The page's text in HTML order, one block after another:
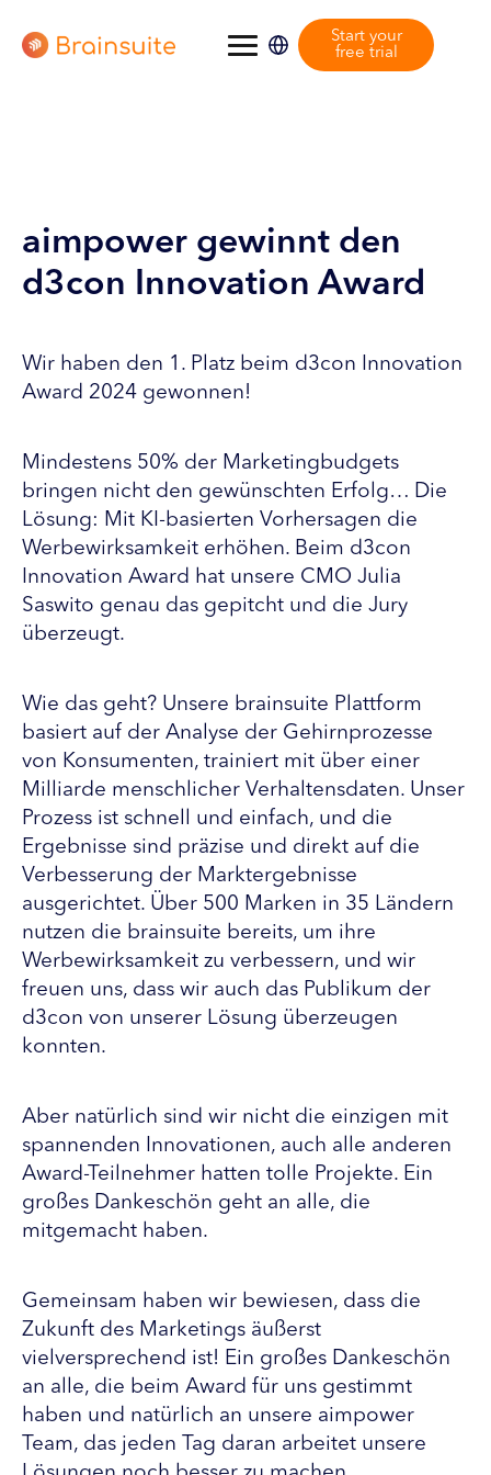
Start your
free trial
aimpower gewinnt den
d3con Innovation Award
Wir haben den 1. Platz beim d3con Innovation
Award 2024 gewonnen!
Mindestens 50% der Marketingbudgets
bringen nicht den gewünschten Erfolg… Die
Lösung: Mit KI-basierten Vorhersagen die
Werbewirksamkeit erhöhen. Beim d3con
Innovation Award hat unsere CMO Julia
Saswito genau das gepitcht und die Jury
überzeugt.
Wie das geht? Unsere brainsuite Plattform
basiert auf der Analyse der Gehirnprozesse
von Konsumenten, trainiert mit über einer
Milliarde menschlicher Verhaltensdaten. Unser
Prozess ist schnell und einfach, und die
Ergebnisse sind präzise und direkt auf die
Verbesserung der Marktergebnisse
ausgerichtet. Über 500 Marken in 35 Ländern
nutzen die brainsuite bereits, um ihre
Werbewirksamkeit zu verbessern, und wir
freuen uns, dass wir auch das Publikum der
d3con von unserer Lösung überzeugen
konnten.
Aber natürlich sind wir nicht die einzigen mit
spannenden Innovationen, auch alle anderen
Award-Teilnehmer hatten tolle Projekte. Ein
großes Dankeschön geht an alle, die
mitgemacht haben.
Gemeinsam haben wir bewiesen, dass die
Zukunft des Marketings äußerst
vielversprechend ist! Ein großes Dankeschön
an alle, die beim Award für uns gestimmt
haben und natürlich an unsere aimpower
Team, das jeden Tag daran arbeitet unsere